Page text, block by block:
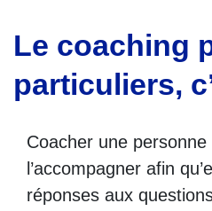
Le coaching
particuliers,
Coacher une
l’accompagner afin
réponses aux